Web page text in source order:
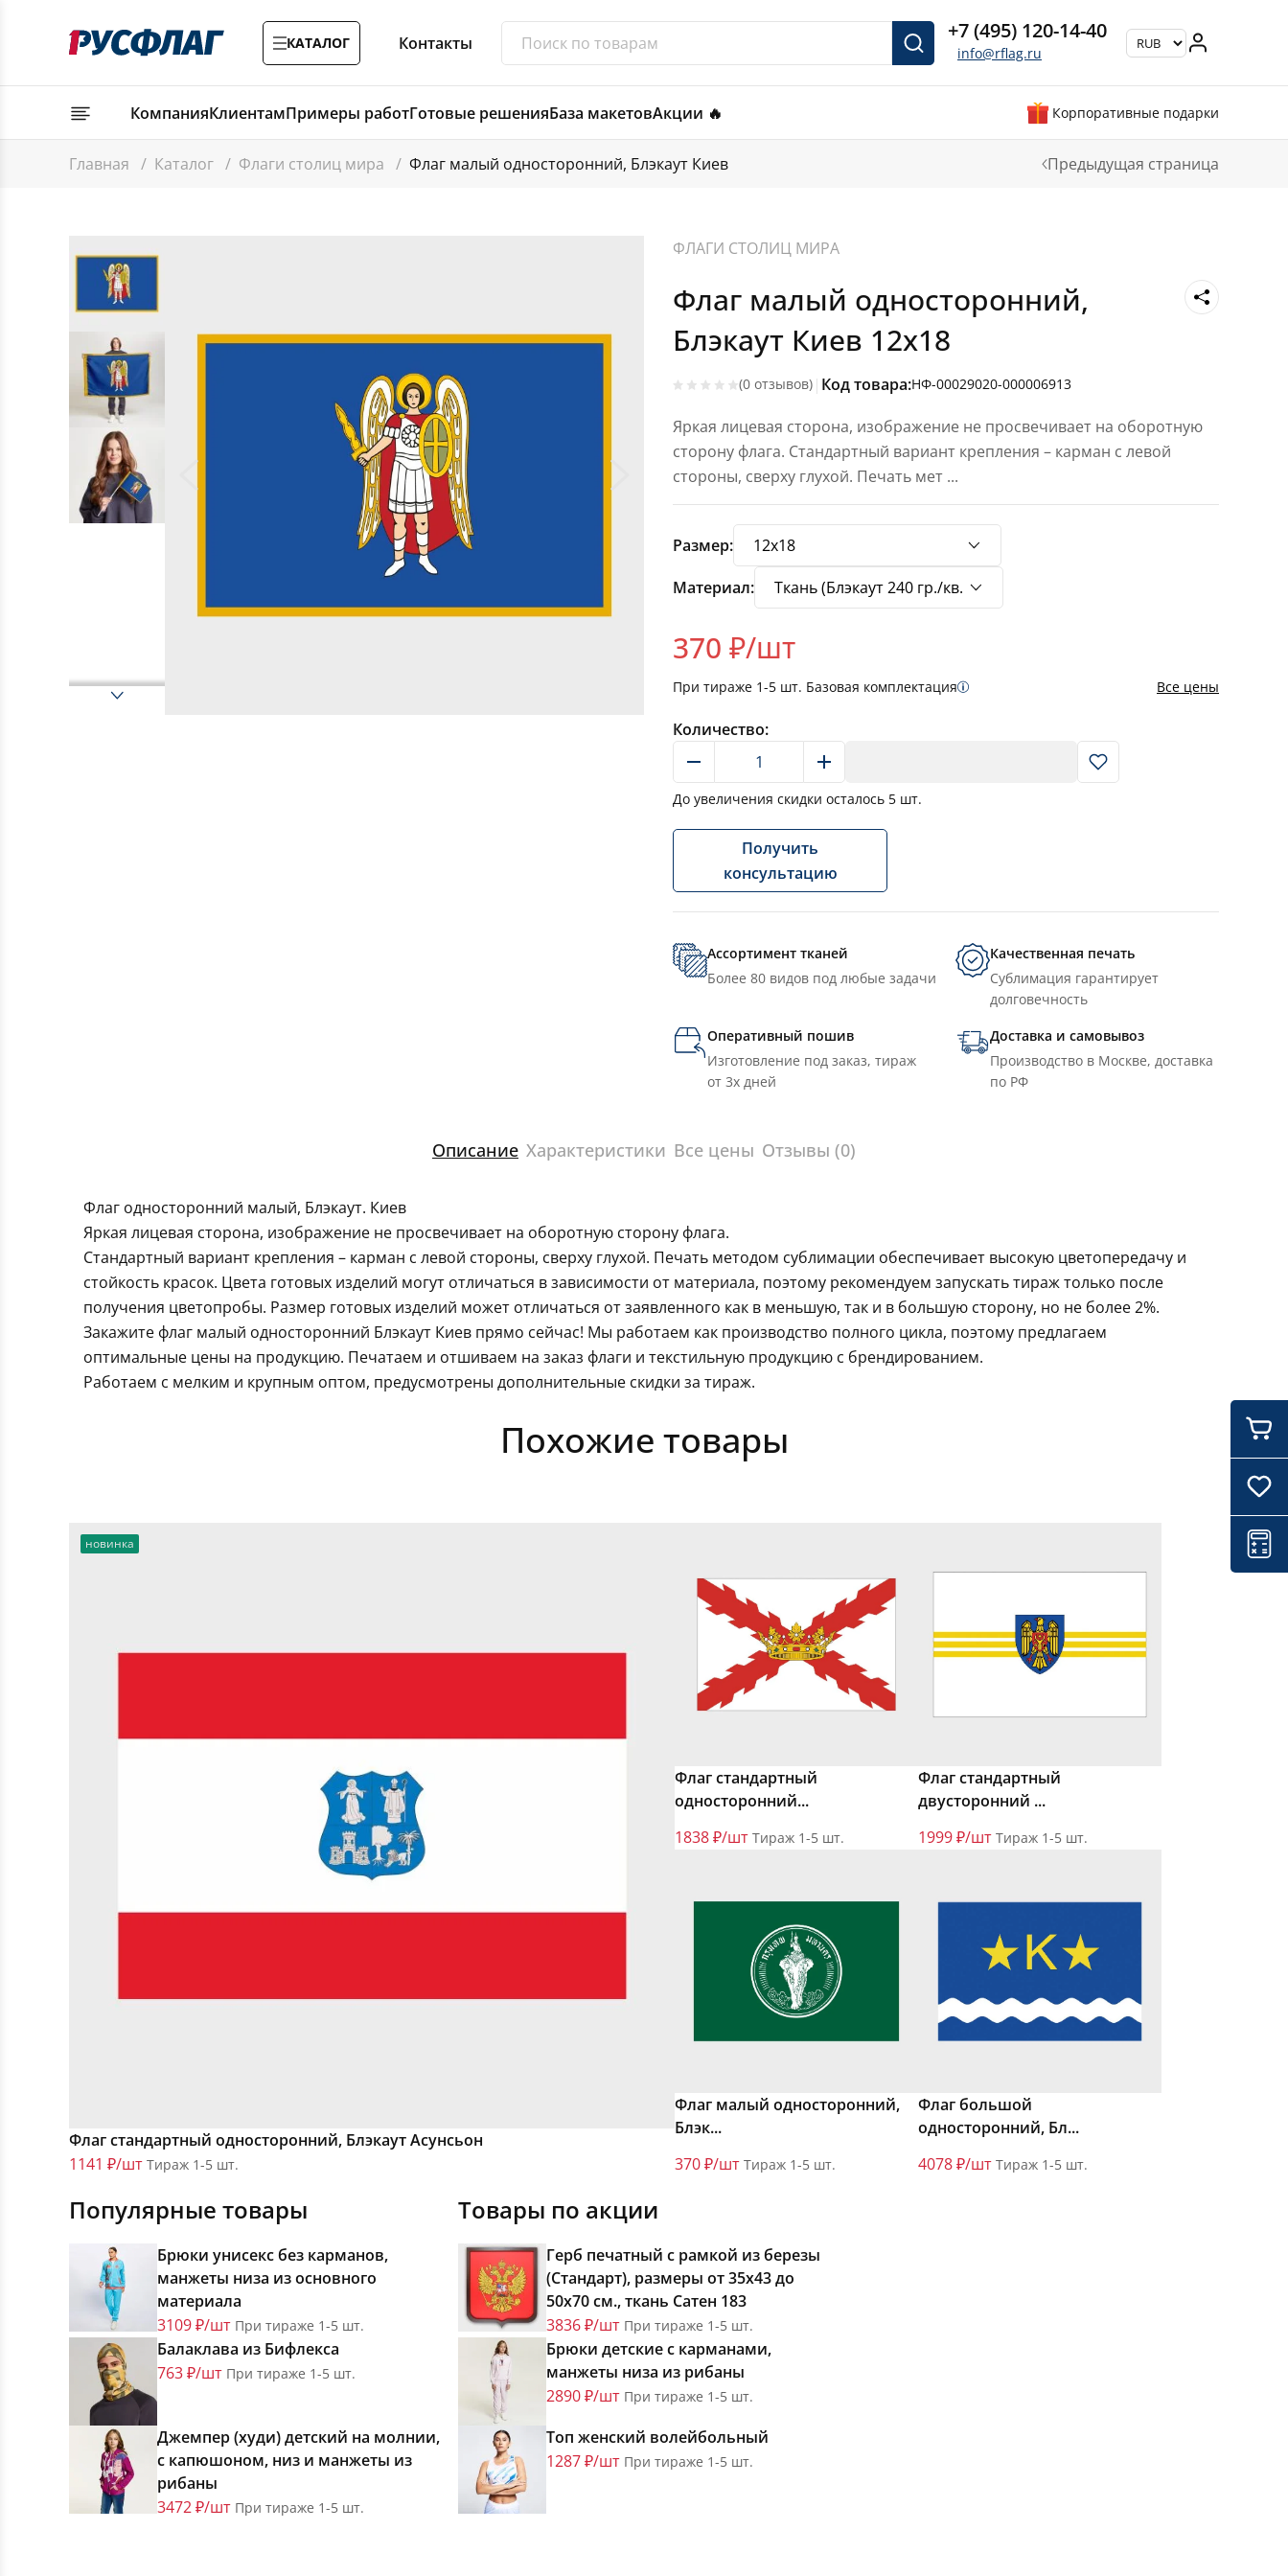
КАТАЛОГ Контакты +7 (495) 120-14-40
info@rflag.ru
КомпанияКлиентамПримеры работГотовые решенияБаза макетовАкции 🔥 Корпоративные подарки
Главная / Каталог / Флаги столиц мира / Флаг малый односторонний, Блэкаут Киев Предыдущая страница
ФЛАГИ СТОЛИЦ МИРА
Флаг малый односторонний,
Блэкаут Киев 12х18
(0 отзывов) | Код товара:НФ-00029020-000006913
Яркая лицевая сторона, изображение не просвечивает на оборотную
сторону флага. Стандартный вариант крепления – карман с левой
стороны, сверху глухой. Печать мет ...
Размер:
Материал:
370 ₽/шт
При тираже 1-5 шт. Базовая комплектация Все цены
Количество:
До увеличения скидки осталось 5 шт.
Получить
консультацию
Ассортимент тканей
Более 80 видов под любые задачи
Качественная печать
Сублимация гарантирует
долговечность
Оперативный пошив
Изготовление под заказ, тираж
от 3х дней
Доставка и самовывоз
Производство в Москве, доставка
по РФ
Описание Характеристики Все цены Отзывы (0)
Флаг односторонний малый, Блэкаут. Киев
Яркая лицевая сторона, изображение не просвечивает на оборотную сторону флага.
Стандартный вариант крепления – карман с левой стороны, сверху глухой. Печать методом сублимации обеспечивает высокую цветопередачу и
стойкость красок. Цвета готовых изделий могут отличаться в зависимости от материала, поэтому рекомендуем запускать тираж только после
получения цветопробы. Размер готовых изделий может отличаться от заявленного как в меньшую, так и в большую сторону, но не более 2%.
Закажите флаг малый односторонний Блэкаут Киев прямо сейчас! Мы работаем как производство полного цикла, поэтому предлагаем
оптимальные цены на продукцию. Печатаем и отшиваем на заказ флаги и текстильную продукцию с брендированием.
Работаем с мелким и крупным оптом, предусмотрены дополнительные скидки за тираж.
Похожие товары
новинка
Флаг стандартный односторонний, Блэкаут Асунсьон
1141 ₽/шт Тираж 1-5 шт.
Флаг стандартный
односторонний...
1838 ₽/шт Тираж 1-5 шт.
Флаг стандартный
двусторонний ...
1999 ₽/шт Тираж 1-5 шт.
Флаг малый односторонний,
Блэк...
370 ₽/шт Тираж 1-5 шт.
Флаг большой
односторонний, Бл...
4078 ₽/шт Тираж 1-5 шт.
Популярные товары
Брюки унисекс без карманов,
манжеты низа из основного
материала
3109 ₽/шт При тираже 1-5 шт.
Балаклава из Бифлекса
763 ₽/шт При тираже 1-5 шт.
Джемпер (худи) детский на молнии,
с капюшоном, низ и манжеты из
рибаны
3472 ₽/шт При тираже 1-5 шт.
Товары по акции
Герб печатный с рамкой из березы
(Стандарт), размеры от 35х43 до
50х70 см., ткань Сатен 183
3836 ₽/шт При тираже 1-5 шт.
Брюки детские с карманами,
манжеты низа из рибаны
2890 ₽/шт При тираже 1-5 шт.
Топ женский волейбольный
1287 ₽/шт При тираже 1-5 шт.